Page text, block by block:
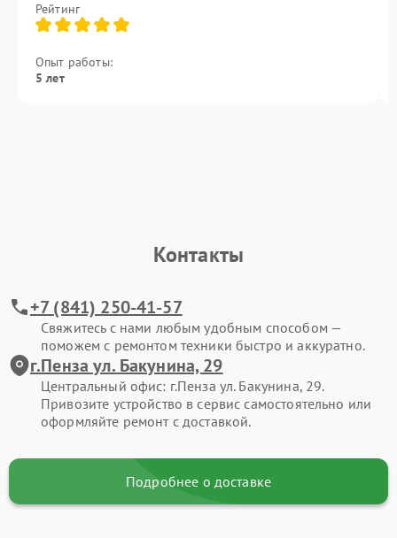
Рейтинг
Опыт работы:
5 лет
Контакты
+7 (841) 250-41-57
Свяжитесь с нами любым удобным способом —
поможем с ремонтом техники быстро и аккуратно.
г.Пенза ул. Бакунина, 29
Центральный офис: г.Пенза ул. Бакунина, 29.
Привозите устройство в сервис самостоятельно или
оформляйте ремонт с доставкой.
Подробнее о доставке